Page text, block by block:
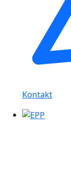
Kontakt